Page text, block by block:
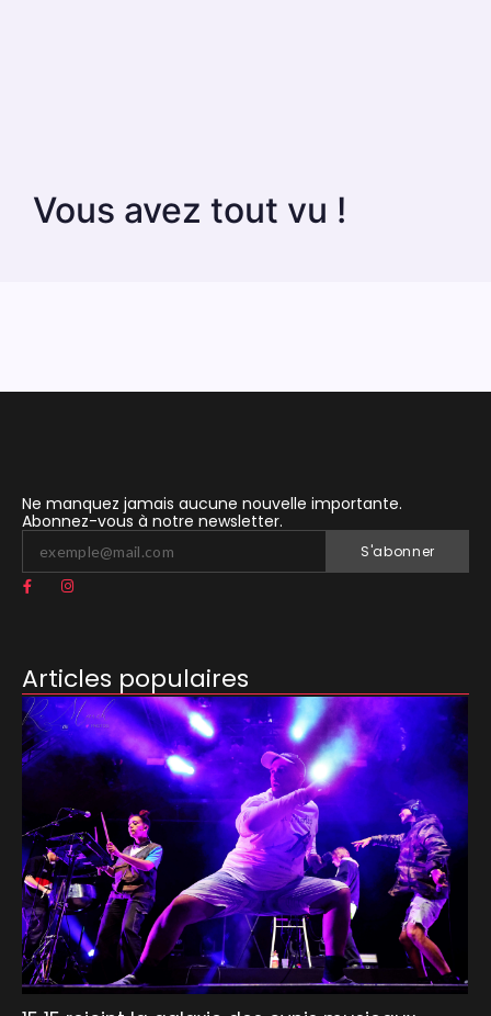
Vous avez tout vu !
Ne manquez jamais aucune nouvelle importante.
Abonnez-vous à notre newsletter.
S'abonner
Articles populaires